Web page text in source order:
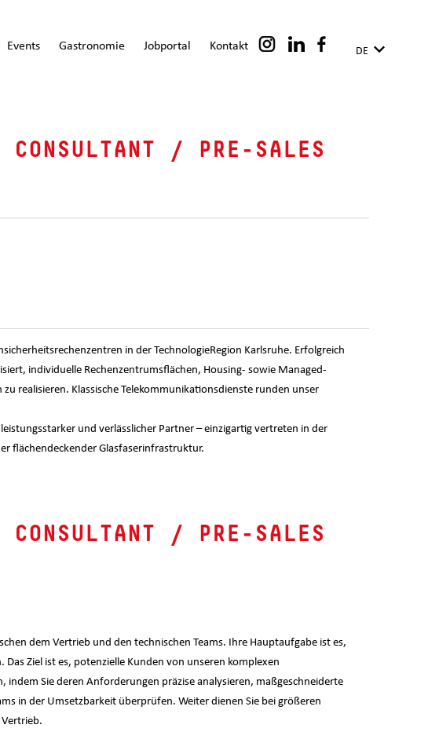
Events Gastronomie Jobportal Kontakt DE
/ PRE-SALES
in der TechnologieRegion Karlsruhe. Erfolgreich
individuelle Rechenzentrumsflächen, Housing- sowie Managed-
realisieren. Klassische Telekommunikationsdienste runden unser
und verlässlicher Partner – einzigartig vertreten in der
flächendeckender Glasfaserinfrastruktur.
/ PRE-SALES
dem Vertrieb und den technischen Teams. Ihre Hauptaufgabe ist es,
Ziel ist es, potenzielle Kunden von unseren komplexen
indem Sie deren Anforderungen präzise analysieren, maßgeschneiderte
in der Umsetzbarkeit überprüfen. Weiter dienen Sie bei größeren